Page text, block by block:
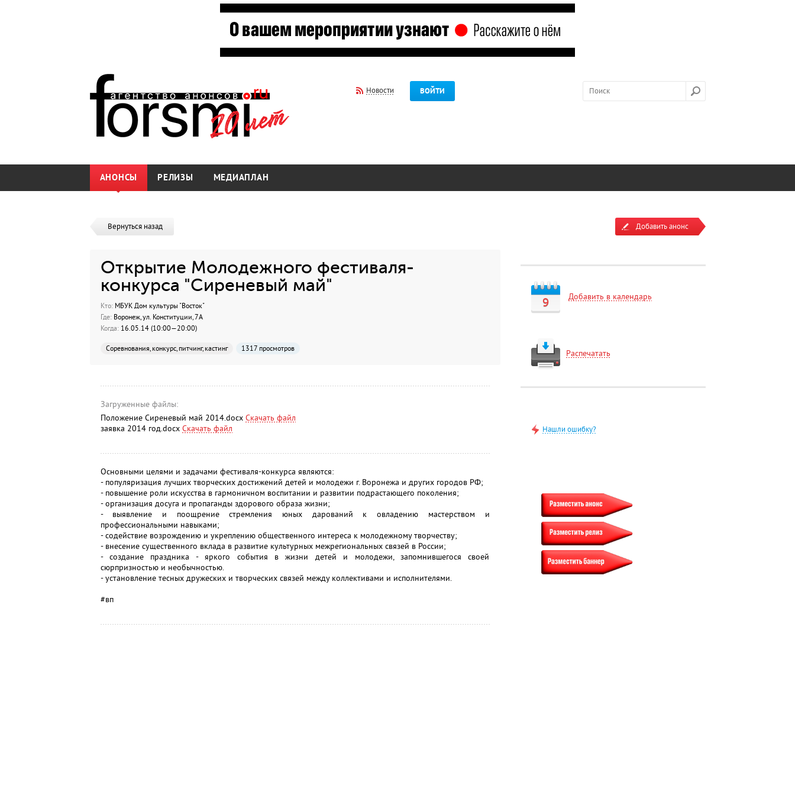
Новости ВОЙТИ
АНОНСЫ РЕЛИЗЫ МЕДИАПЛАН
Вернуться назад
Открытие Молодежного фестиваля-
конкурса "Сиреневый май"
Кто:МБУК Дом культуры "Восток"
Где:Воронеж, ул. Конституции, 7А
Когда:16.05.14 (10:00—20:00)
Соревнования, конкурс, питчинг, кастинг 1317 просмотров
Загруженные файлы:
Положение Сиреневый май 2014.docx Скачать файл
заявка 2014 год.docx Скачать файл
Основными целями и задачами фестиваля-конкурса являются:
- популяризация лучших творческих достижений детей и молодежи г. Воронежа и других городов РФ;
- повышение роли искусства в гармоничном воспитании и развитии подрастающего поколения;
- организация досуга и пропаганды здорового образа жизни;
- выявление и поощрение стремления юных дарований к овладению мастерством и
профессиональными навыками;
- содействие возрождению и укреплению общественного интереса к молодежному творчеству;
- внесение существенного вклада в развитие культурных межрегиональных связей в России;
- создание праздника - яркого события в жизни детей и молодежи, запомнившегося своей
сюрпризностью и необычностью.
- установление тесных дружеских и творческих связей между коллективами и исполнителями.
#вп
Добавить анонс
9 Добавить в календарь
Распечатать
Нашли ошибку?